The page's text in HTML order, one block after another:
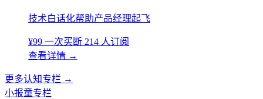
技术白话化帮助产品经理起飞
¥99 一次买断 214 人订阅
查看详情 →
更多认知专栏 →
小报童专栏